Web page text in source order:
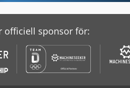
officiell sponsor för: